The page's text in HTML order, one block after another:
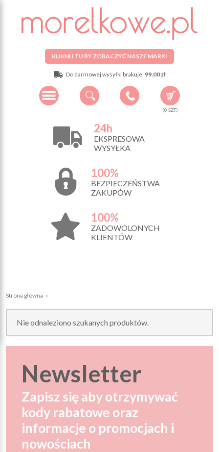
KLIKNIJ TU BY ZOBACZYĆ NASZE MARKI
Do darmowej wysyłki brakuje: 99.00 zł
(0 SZT.)
24h
EKSPRESOWA
WYSYŁKA
100%
BEZPIECZEŃSTWA
ZAKUPÓW
100%
ZADOWOLONYCH
KLIENTÓW
Strona główna ›
Nie odnaleziono szukanych produktów.
Newsletter
Zapisz się aby otrzymywać
kody rabatowe oraz
informacje o promocjach i
nowościach